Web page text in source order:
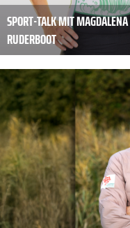
SPORT-TALK MIT
RUDERBOOT